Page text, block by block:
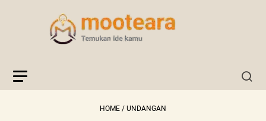
HOME / UNDANGAN